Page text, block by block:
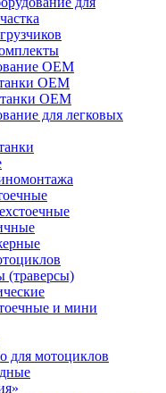
ОЕМ
ОЕМ
ОЕМ
для легковых
(траверсы)
и мини
для мотоциклов